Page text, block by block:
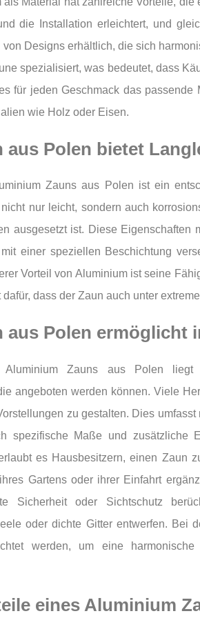
die Installation erleichtert, und
Designs erhältlich, die sich
spezialisiert, was bedeutet, dass
für jeden Geschmack das
wie Holz oder Eisen.
aus Polen bietet
Zauns aus Polen ist ein
nur leicht, sondern auch
ausgesetzt ist. Diese
einer speziellen Beschichtung
Vorteil von Aluminium ist seine
dass der Zaun auch unter
aus Polen
Zauns aus Polen liegt
angeboten werden können. Viele
zu gestalten. Dies
spezifische Maße und zusätzliche
es Hausbesitzern, einen Zaun
Gartens oder ihrer Einfahrt
Sicherheit oder Sichtschutz
oder dichte Gitter entwerfen. Bei
werden, um eine
eines Aluminium